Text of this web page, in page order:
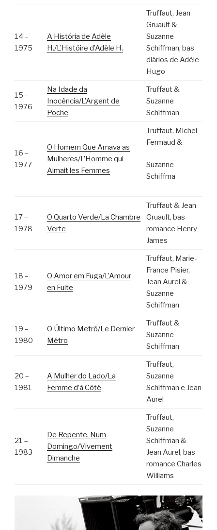
14 –
1975
A História de Adèle
H./L’Históire d’Adèle H.
Truffaut, Jean
Gruault &
Suzanne
Schiffman, bas
diários de Adèle
Hugo
15 –
1976
Na Idade da
Inocência/L’Argent de
Poche
Truffaut &
Suzanne
Schiffman
16 –
1977
O Homem Que Amava as
Mulheres/L’Homme qui
Aimait les Femmes
Truffaut, Michel
Fermaud &
Suzanne
Schiffma
17 –
1978
O Quarto Verde/La Chambre
Verte
Truffaut & Jean
Gruault, bas
romance Henry
James
18 –
1979
O Amor em Fuga/L’Amour
en Fuite
Truffaut, Marie-
France Pisier,
Jean Aurel &
Suzanne
Schiffman
19 –
1980
O Último Metrô/Le Dernier
Métro
Truffaut &
Suzanne
Schiffman
20 –
1981
A Mulher do Lado/La
Femme d’à Côté
Truffaut,
Suzanne
Schiffman e Jean
Aurel
21 –
1983
De Repente, Num
Domingo/Vivement
Dimanche
Truffaut,
Suzanne
Schiffman &
Jean Aurel, bas
romance Charles
Williams